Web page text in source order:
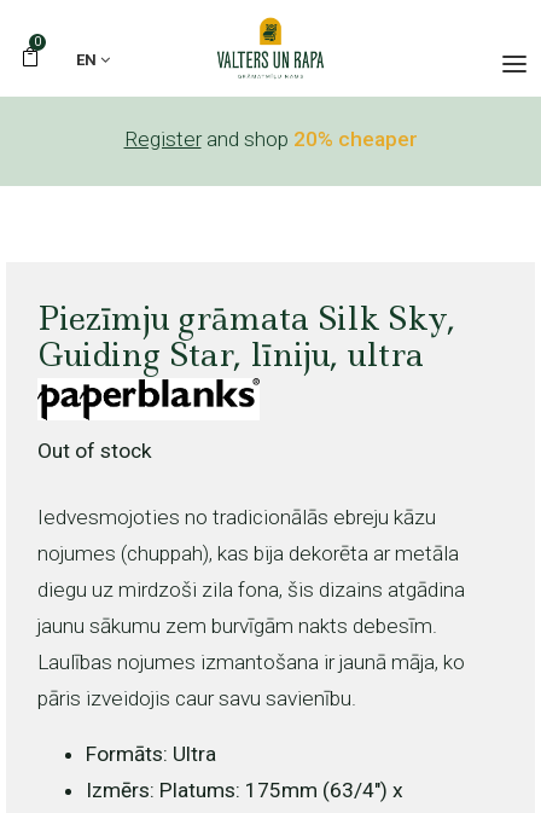
0
EN
Register and shop 20% cheaper
Piezīmju grāmata Silk Sky,
Guiding Star, līniju, ultra
Out of stock
Iedvesmojoties no tradicionālās ebreju kāzu
nojumes (chuppah), kas bija dekorēta ar metāla
diegu uz mirdzoši zila fona, šis dizains atgādina
jaunu sākumu zem burvīgām nakts debesīm.
Laulības nojumes izmantošana ir jaunā māja, ko
pāris izveidojis caur savu savienību.
Formāts: Ultra
Izmērs: Platums: 175mm (63/4") x